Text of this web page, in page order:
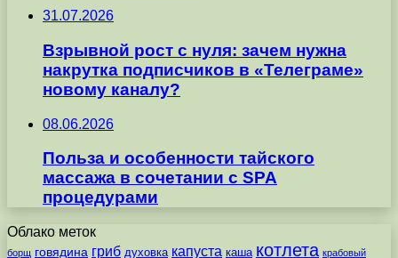
31.07.2026
Взрывной рост с нуля: зачем нужна
накрутка подписчиков в «Телеграме»
новому каналу?
08.06.2026
Польза и особенности тайского
массажа в сочетании с SPA
процедурами
Облако меток
борщ говядина гриб духовка капуста каша котлета крабовый